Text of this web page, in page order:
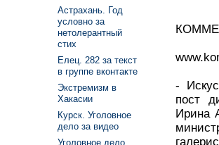
-
пост
Ирина
Астрахань. Год
условно за
нетолерантный
стих
Елец. 282 за текст
в группе вконтакте
Экстремизм в
Хакасии
Курск. Уголовное
дело за видео
Уголовное дело